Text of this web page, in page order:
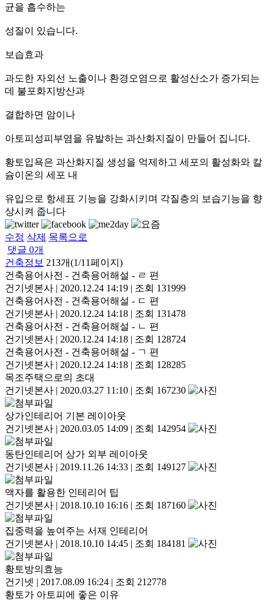
균을 흡수하는
성질이 있습니다.
보습효과
과도한 자외선 노출이나 환경오염으로 활성산소가 증가되는
데 불포화지방산과
결합하면 암이나
아토피성피부염을 유발하는 과산화지질이 만들어 집니다.
황토입욕은 과산화지질 생성을 억제하고 세포의 활성화와 칼
슘이온의 세포 내
유입으로 항세표 기능을 강화시키며 각질층의 보습기능을 향
상시켜 줍니다
수정 삭제 목록으로
댓글 0개
건축정보 213개(1/11페이지)
건축용어사전 - 건축용어해설 - ㄹ 편
건기넷본사 | 2020.12.24 14:19 | 조회 131999
건축용어사전 - 건축용어해설 - ㄷ 편
건기넷본사 | 2020.12.24 14:18 | 조회 131478
건축용어사전 - 건축용어해설 - ㄴ 편
건기넷본사 | 2020.12.24 14:18 | 조회 128724
건축용어사전 - 건축용어해설 - ㄱ 편
건기넷본사 | 2020.12.24 14:18 | 조회 128285
목조주택으로의 초대
건기넷본사 | 2020.03.27 11:10 | 조회 167230
상가인테리어 기본 레이아웃
건기넷본사 | 2020.03.05 14:09 | 조회 142954
동탄인테리어 상가 외부 레이아웃
건기넷본사 | 2019.11.26 14:33 | 조회 149127
액자를 활용한 인테리어 팁
건기넷본사 | 2018.10.10 16:16 | 조회 187160
집중력을 높여주는 서재 인테리어
건기넷본사 | 2018.10.10 14:45 | 조회 184181
황토방의효능
건기넷 | 2017.08.09 16:24 | 조회 212778
황토가 아토피에 좋은 이유